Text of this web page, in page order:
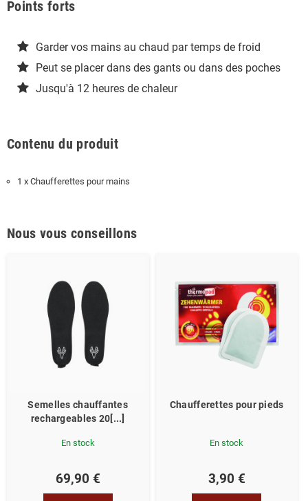
Points forts
Garder vos mains au chaud par temps de froid
Peut se placer dans des gants ou dans des poches
Jusqu'à 12 heures de chaleur
Contenu du produit
1 x Chaufferettes pour mains
Nous vous conseillons
Semelles chauffantes
rechargeables 20[...]
En stock
69,90 €
Chaufferettes pour pieds
En stock
3,90 €